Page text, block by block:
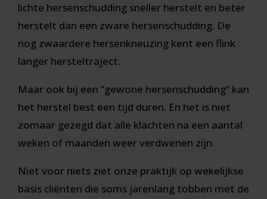
lichte hersenschudding sneller herstelt en beter
herstelt dan een zware hersenschudding. De
nog zwaardere hersenkneuzing kent een flink
langer hersteltraject.
Maar ook bij een “gewone hersenschudding” kan
het herstel best een tijd duren. En het is niet
zomaar gezegd dat alle klachten na een aantal
weken of maanden weer verdwenen zijn.
Niet voor niets ziet onze praktijk op wekelijkse
basis cliënten die soms jarenlang tobben met de